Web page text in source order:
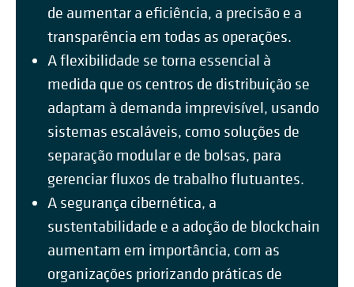
de aumentar a eficiência, a precisão e a
transparência em todas as operações.
A flexibilidade se torna essencial à
medida que os centros de distribuição se
adaptam à demanda imprevisível, usando
sistemas escaláveis, como soluções de
separação modular e de bolsas, para
gerenciar fluxos de trabalho flutuantes.
A segurança cibernética, a
sustentabilidade e a adoção de blockchain
aumentam em importância, com as
organizações priorizando práticas de